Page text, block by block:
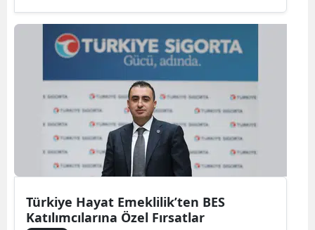
Denizli
Diyarbakır
Edirne
Elazığ
Erzincan
Erzurum
Gaziantep
Türkiye Hayat Emeklilik’ten BES
Katılımcılarına Özel Fırsatlar